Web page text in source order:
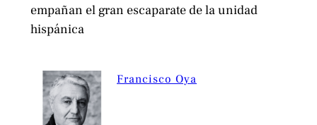
empañan el gran escaparate de la unidad
hispánica
Francisco Oya